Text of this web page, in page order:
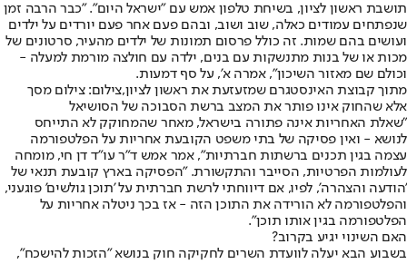
תושבת ראשון לציון, בשיחת טלפון אמש עם "ישראל היום". "כבר הרבה זמן
שנפתחים עמודים כאלה, שוב ושוב, ובהם פעם אחר פעם יורדים על ילדים
ועושים בהם שמות. זה כולל פרסום תמונות של ילדים מהעיר, סרטונים של
מכות או של בנות מתנשקות עם בנים, ילדה עם חולצה מורמת למעלה -
וכולם שם מאזור השיכון", אמרה א', על סף דמעות.
מתוך קבוצת האינסטגרם שמזעזעת את ראשון לציון,צילום: צילום מסך
אלא שהחוק אינו פותר את המצב ברשת הסבוכה של הסושיאל
״שאלת האחריות אינה פתורה בישראל, מאחר שהמחוקק לא התייחס
לנושא - ואין פסיקה של בתי משפט הקובעת אחריות על הפלטפורמה
עצמה בגין תכנים ברשתות חברתיות", אמר אמש ד"ר עו"ד דן חי, מומחה
לעולמות הפרטיות, הסייבר והתקשורת. "הפסיקה בארץ קובעת תנאי של
'הודעה והצהרה', לפיו, אם דיווחתי לרשת חברתית על 'תוכן גולשים' פוגעני,
והפלטפורמה לא הורידה את התוכן הזה - אז בכך ניטלה אחריות על
הפלטפורמה בגין אותו תוכן".
האם השינוי יגיע בקרוב?
בשבוע הבא יעלה לוועדת השרים לחקיקה חוק בנושא ״הזכות להישכח״,